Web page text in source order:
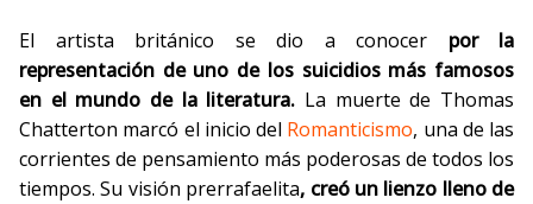
El artista británico se dio a conocer por la
representación de uno de los suicidios más famosos
en el mundo de la literatura. La muerte de Thomas
Chatterton marcó el inicio del Romanticismo, una de las
corrientes de pensamiento más poderosas de todos los
tiempos. Su visión prerrafaelita, creó un lienzo lleno de